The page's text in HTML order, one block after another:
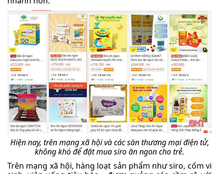
Hiện nay, trên mạng xã hội và các sàn thương mại điện tử,
không khó để đặt mua siro ăn ngon cho trẻ.
Trên mạng xã hội, hàng loạt sản phẩm như siro, cốm vi